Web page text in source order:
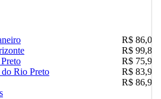
R$ 86,00
R$ 99,89
R$ 75,90
do Rio Preto
R$ 83,90
R$ 86,90